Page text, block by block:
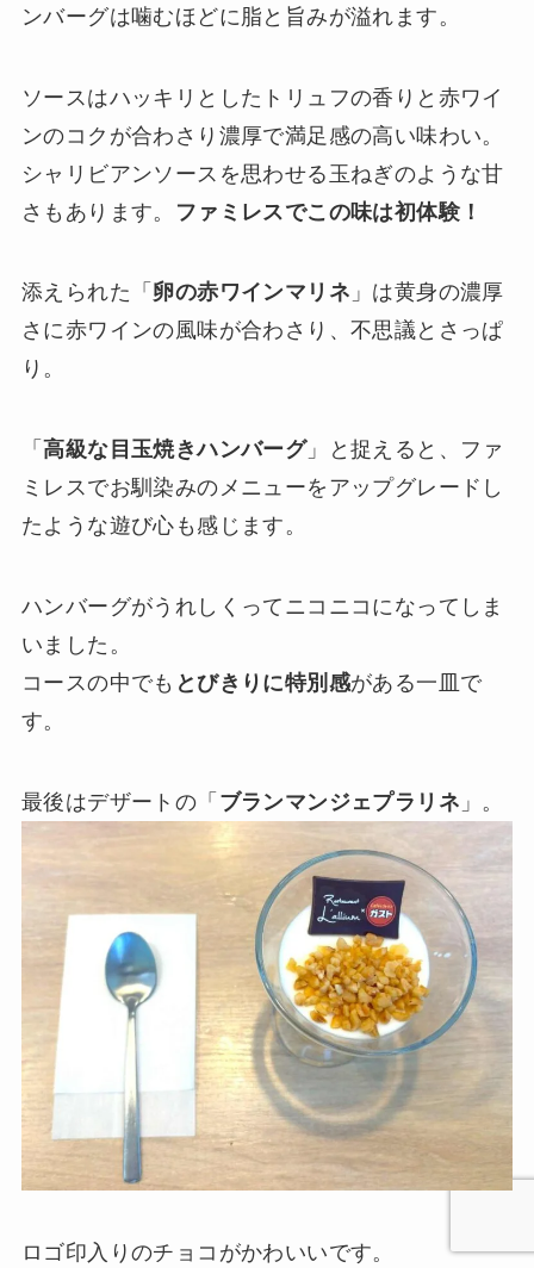
ンバーグは噛むほどに脂と旨みが溢れます。
ソースはハッキリとしたトリュフの香りと赤ワイ
ンのコクが合わさり濃厚で満足感の高い味わい。
シャリビアンソースを思わせる玉ねぎのような甘
さもあります。
ファミレスでこの味は初体験！
添えられた「 卵の赤ワインマリネ 」は黄身の濃厚
さに赤ワインの風味が合わさり、不思議とさっぱ
り。
「高級な目玉焼きハンバーグ」と捉えると、ファ
ミレスでお馴染みのメニューをアップグレードし
たような遊び心も感じます。
ハンバーグがうれしくってニコニコになってしま
いました。
コースの中でも とびきりに特別感がある一皿で
す。
最後はデザートの「 ブランマンジェプラリネ 」。
ロゴ印入りのチョコがかわいいです。